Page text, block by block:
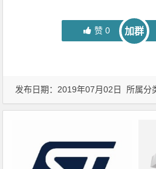
赞 0 加群
发布日期：2019年07月02日 所属分